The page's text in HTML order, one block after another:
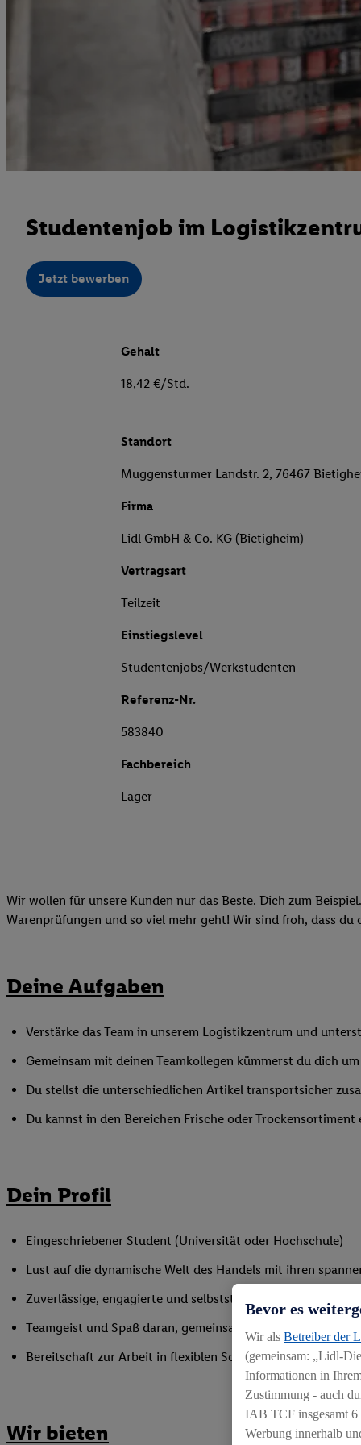
Studentenjob im
Jetzt bewerben
Gehalt
18,42 €/Std.
Standort
Muggensturmer Landstr. 2, 76467
Firma
Lidl GmbH & Co. KG (Bietigheim)
Vertragsart
Teilzeit
Einstiegslevel
Studentenjobs/Werkstudenten
Referenz-Nr.
583840
Fachbereich
Lager
Wir wollen für unsere Kunden nur das Beste. Dich zum
Warenprüfungen und so viel mehr geht! Wir sind froh, dass
Deine Aufgaben
Verstärke das Team in unserem Logistikzentrum und
Gemeinsam mit deinen Teamkollegen kümmerst du dich
Du stellst die unterschiedlichen Artikel transportsicher
Du kannst in den Bereichen Frische oder Trockensortiment
Dein Profil
Eingeschriebener Student (Universität oder Hochschule)
Lust auf die dynamische Welt des Handels mit ihren
Zuverlässige, engagierte und selbstständige Arbeitsweise
Teamgeist und Spaß daran, gemeinsam mit anderen etwas
Bereitschaft zur Arbeit in flexiblen Schichtmodellen (auch
Wir bieten
Bevor es
Wir als Betreiber der
(gemeinsam: „Lidl-
Informationen in
Zustimmung - auch
IAB TCF insgesamt 6
Werbung innerhalb